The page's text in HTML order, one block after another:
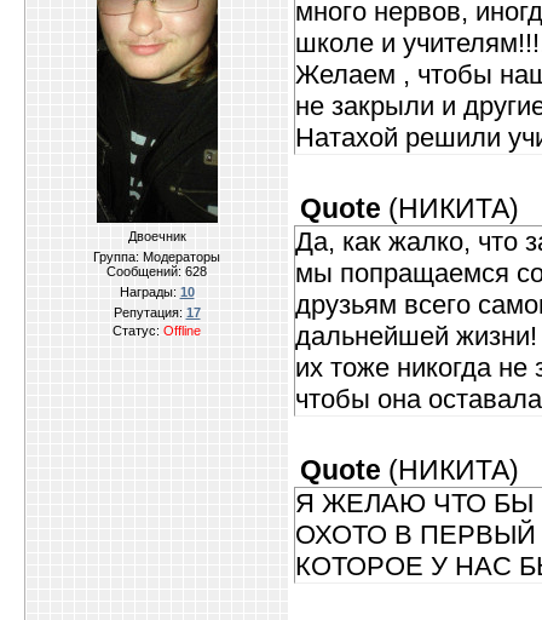
Двоечник
Группа: Модераторы
Сообщений: 628
Награды: 10
Репутация: 17
Статус: Offline
много нервов,
школе и
Желаем , чтобы
не закрыли и
Натахой решили
Quote (НИКИТА)
Да, как жалко, что
мы попращаемся
друзьям всего
дальнейшей
их тоже никогда
чтобы она
Quote (НИКИТА)
Я ЖЕЛАЮ ЧТО БЫ
ОХОТО В
КОТОРОЕ У НАС